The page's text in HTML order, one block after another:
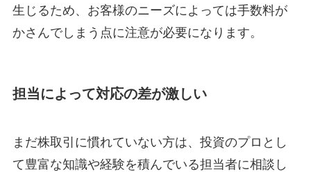
生じるため、お客様のニーズによっては手数料が
かさんでしまう点に注意が必要になります。
担当によって対応の差が激しい
まだ株取引に慣れていない方は、投資のプロとし
て豊富な知識や経験を積んでいる担当者に相談し